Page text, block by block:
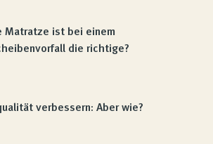
Matratze ist bei einem
die richtige?
verbessern: Aber wie?